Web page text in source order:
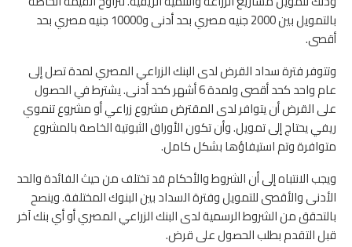
بالتمويل بين 2000 جنيه مصري بحد أدنى و10000 جنيه مصري بحد
أقصى.
وتتوفر فترة سداد القرض لدى البنك الزراعي المصري لمدة تصل إلى
عام واحد كحد أقصى ولمدة 6 أشهر كحد أدنى. يشترط في الحصول
على القرض أن يتوافر لدى المقترض مشروع زراعي أو مشروع تنموي
ريفي يحتاج إلى تمويل. وأن تكون الأوراق الثبوتية الخاصة بالمشروع
متوافرة وتم استيفاؤها بشكل كامل.
ويجب الانتباه إلى أن الشروط والأحكام قد تختلف من حيث الفائدة والحد
الأدنى والأقصى للتمويل وفترة السداد بين البنوك المختلفة. وينصح
بالتحقق من الشروط الرسمية لدى البنك الزراعي المصري أو أي بنك آخر
قبل التقدم بطلب الحصول على قرض.